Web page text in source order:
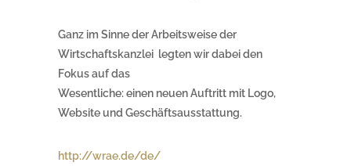
Ganz im Sinne der Arbeitsweise der
Wirtschaftskanzlei legten wir dabei den
Fokus auf das
Wesentliche: einen neuen Auftritt mit Logo,
Website und Geschäftsausstattung.
http://wrae.de/de/